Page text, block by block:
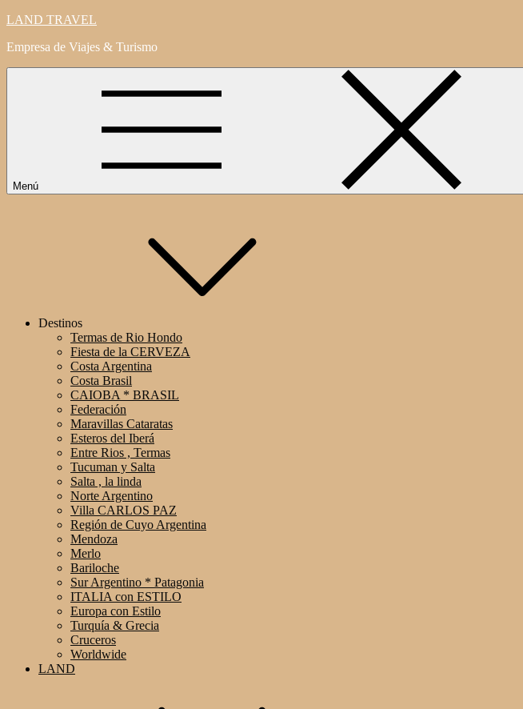
Saltar
contenido
LAND TRAVEL
Empresa de Viajes & Turismo
Menú
Destinos
Termas de Rio Hondo
Fiesta de la CERVEZA
Costa Argentina
Costa Brasil
CAIOBA * BRASIL
Federación
Maravillas Cataratas
Esteros del Iberá
Entre Rios , Termas
Tucuman y Salta
Salta , la linda
Norte Argentino
Villa CARLOS PAZ
Región de Cuyo Argentina
Mendoza
Merlo
Bariloche
Sur Argentino * Patagonia
ITALIA con ESTILO
Europa con Estilo
Turquía & Grecia
Cruceros
Worldwide
LAND